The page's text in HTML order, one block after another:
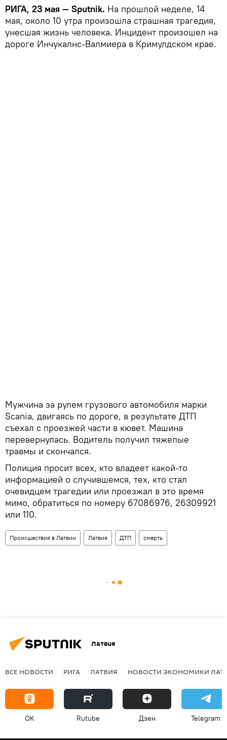
РИГА, 23 мая — Sputnik. На прошлой неделе, 14
мая, около 10 утра произошла страшная трагедия,
унесшая жизнь человека. Инцидент произошел на
дороге Инчукалнс-Валмиера в Кримулдском крае.
Мужчина за рулем грузового автомобиля марки
Scania, двигаясь по дороге, в результате ДТП
съехал с проезжей части в кювет. Машина
перевернулась. Водитель получил тяжелые
травмы и скончался.
Полиция просит всех, кто владеет какой-то
информацией о случившемся, тех, кто стал
очевидцем трагедии или проезжал в это время
мимо, обратиться по номеру 67086976, 26309921
или 110.
Происшествия в Латвии Латвия ДТП смерть
Латвия
ВСЕ НОВОСТИ РИГА ЛАТВИЯ НОВОСТИ ЭКОНОМИКИ
OK Rutube Дзен Telegram